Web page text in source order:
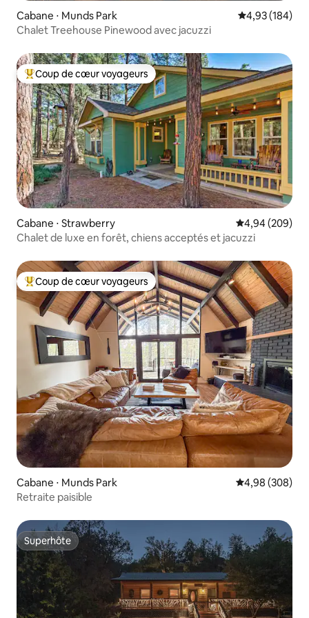
Cabane ⋅ Munds Park Évaluation
4,93 (184)
Chalet Treehouse Pinewood avec jacuzzi
Coups de cœur voyageurs les plus appréciés
Coup de cœur voyageurs
Cabane ⋅ Strawberry Évaluation
4,94 (209)
Chalet de luxe en forêt, chiens acceptés et jacuzzi
Coups de cœur voyageurs les plus appréciés
Coup de cœur voyageurs
Cabane ⋅ Munds Park Évaluation
4,98 (308)
Retraite paisible
Superhôte
Superhôte